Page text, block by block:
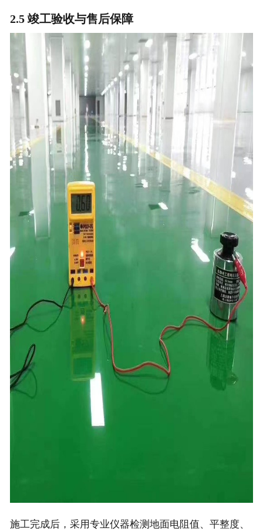
2.5 竣工验收与售后保障
施工完成后，采用专业仪器检测地面电阻值、平整度、